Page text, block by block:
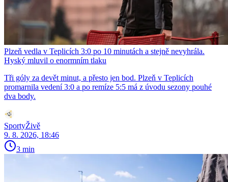
Plzeň vedla v Teplicích 3:0 po 10 minutách a stejně nevyhrála.
Hyský mluvil o enormním tlaku
Tři góly za devět minut, a přesto jen bod. Plzeň v Teplicích
promarnila vedení 3:0 a po remíze 5:5 má z úvodu sezony pouhé
dva body.
SportyŽivě
9. 8. 2026, 18:46
3 min